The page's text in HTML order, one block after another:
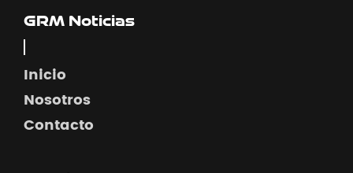
GRM Noticias
Inicio
Nosotros
Contacto